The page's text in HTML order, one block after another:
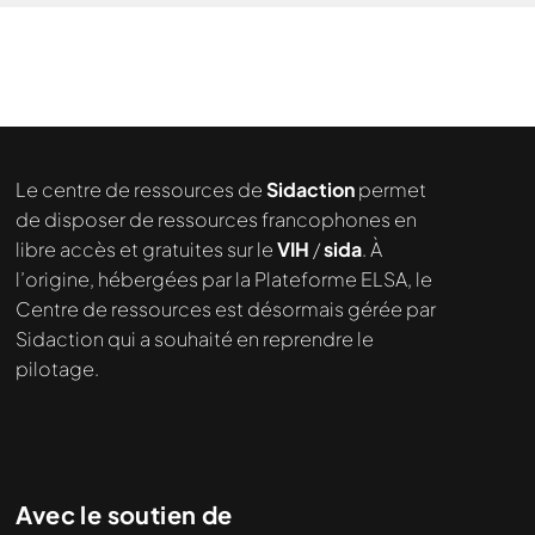
Le centre de ressources deSidactionpermet
de disposer de ressources francophones en
libre accès et gratuites sur leVIH /sida. À
l’origine, hébergées par la Plateforme ELSA, le
Centre de ressources est désormais gérée par
Sidaction qui a souhaité en reprendre le
pilotage.
Avec le soutien de